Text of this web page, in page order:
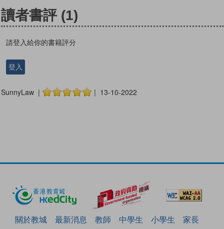
讀者書評 (1)
請登入給你的書籍評分
登入
SunnyLaw | | 13-10-2022
關於教城 最新消息 教師 中學生 小學生
家長